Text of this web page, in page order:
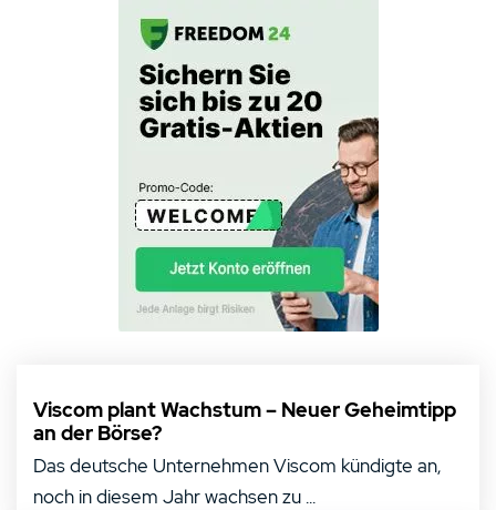
Viscom plant Wachstum – Neuer Geheimtipp
an der Börse?
Das deutsche Unternehmen Viscom kündigte an,
noch in diesem Jahr wachsen zu ...